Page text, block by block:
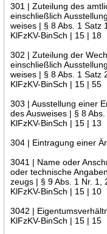
301 | Zuteilung des
einschließlich
weises | § 8 Abs. 1 Satz
KlFzKV-BinSch | 15 | 18
302 | Zuteilung der
einschließlich
weises | § 8 Abs. 1 Satz
KlFzKV-BinSch | 15 | 55
303 | Ausstellung einer
des Ausweises | § 8 Abs.
KlFzKV-BinSch | 15 | 13
304 | Eintragung einer
3041 | Name oder
oder technische
zeugs | § 9 Abs. 1 Nr. 1,
KlFzKV-BinSch | 15 | 10
3042 |
KlFzKV-BinSch | 15 | 15